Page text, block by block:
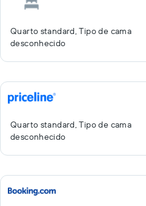
Quarto standard, Tipo de cama
desconhecido
Quarto standard, Tipo de cama
desconhecido